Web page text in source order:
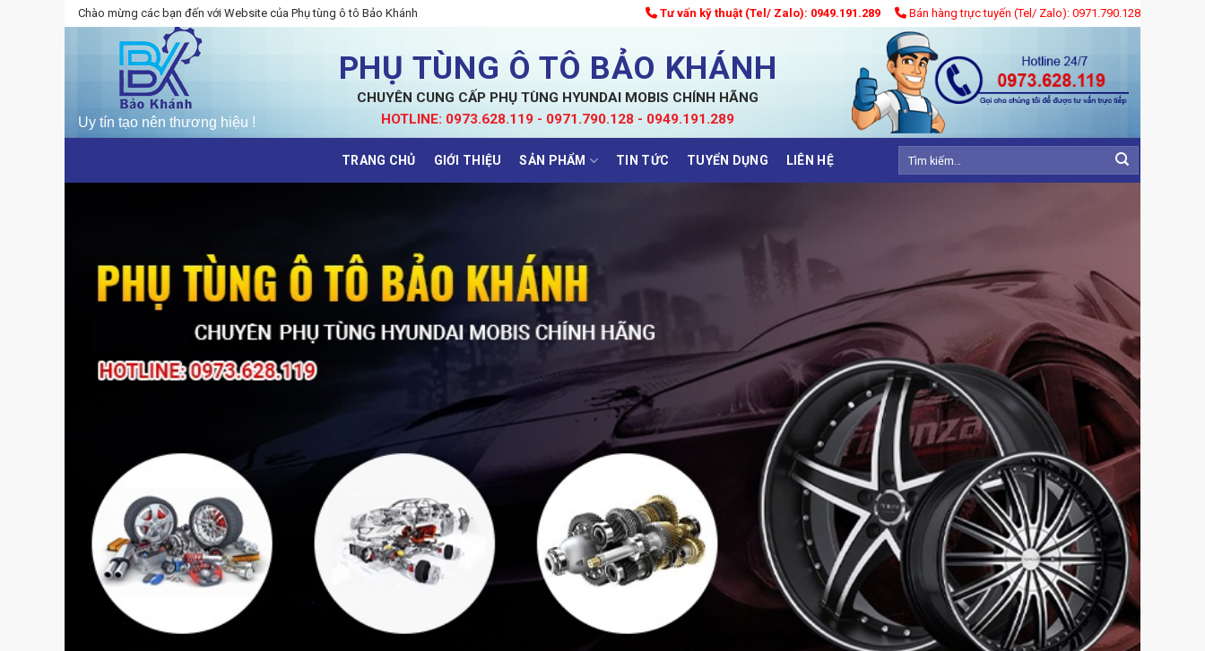
Skip
to
Chào mừng các bạn đến với Website của Phụ tùng ô tô Bảo Khánh Tư vấn kỹ thuật (Tel/ Zalo): 0949.191.289 Bán hàng trực tuyến (Tel/ Zalo): 0971.790.128
PHỤ TÙNG Ô TÔ BẢO KHÁNH
CHUYÊN CUNG CẤP PHỤ TÙNG HYUNDAI MOBIS CHÍNH HÃNG
HOTLINE: 0973.628.119 - 0971.790.128 - 0949.191.289
TRANG CHỦ GIỚI THIỆU SẢN PHẨM TIN TỨC TUYỂN DỤNG LIÊN HỆ
Tìm